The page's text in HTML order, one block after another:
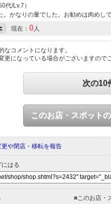
代/Lv.7）
。かなりの量でした。お勧めは肉めし
現在： 0 人
コメントになります。
更になっている場合がございますので
次の10
このお店・スポット
や閉店・移転を報告
はる
■ このお店・